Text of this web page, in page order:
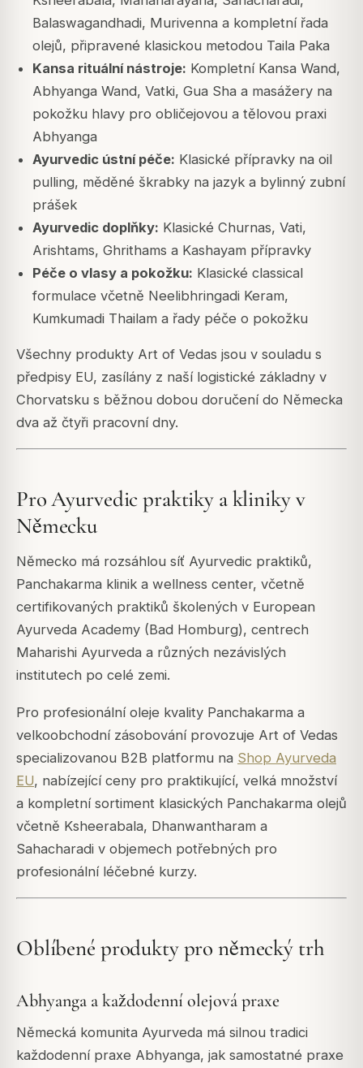
Balaswagandhadi, Murivenna a kompletní řada
olejů, připravené klasickou metodou Taila Paka
Kansa rituální nástroje: Kompletní Kansa Wand,
Abhyanga Wand, Vatki, Gua Sha a masážery na
pokožku hlavy pro obličejovou a tělovou praxi
Abhyanga
Ayurvedic ústní péče: Klasické přípravky na oil
pulling, měděné škrabky na jazyk a bylinný zubní
prášek
Ayurvedic doplňky: Klasické Churnas, Vati,
Arishtams, Ghrithams a Kashayam přípravky
Péče o vlasy a pokožku: Klasické classical
formulace včetně Neelibhringadi Keram,
Kumkumadi Thailam a řady péče o pokožku
Všechny produkty Art of Vedas jsou v souladu s
předpisy EU, zasílány z naší logistické základny v
Chorvatsku s běžnou dobou doručení do Německa
dva až čtyři pracovní dny.
Pro Ayurvedic praktiky a kliniky v
Německu
Německo má rozsáhlou síť Ayurvedic praktiků,
Panchakarma klinik a wellness center, včetně
certifikovaných praktiků školených v European
Ayurveda Academy (Bad Homburg), centrech
Maharishi Ayurveda a různých nezávislých
institutech po celé zemi.
Pro profesionální oleje kvality Panchakarma a
velkoobchodní zásobování provozuje Art of Vedas
specializovanou B2B platformu na Shop Ayurveda
EU, nabízející ceny pro praktikující, velká množství
a kompletní sortiment klasických Panchakarma olejů
včetně Ksheerabala, Dhanwantharam a
Sahacharadi v objemech potřebných pro
profesionální léčebné kurzy.
Oblíbené produkty pro německý trh
Abhyanga a každodenní olejová praxe
Německá komunita Ayurveda má silnou tradici
každodenní praxe Abhyanga, jak samostatné praxe